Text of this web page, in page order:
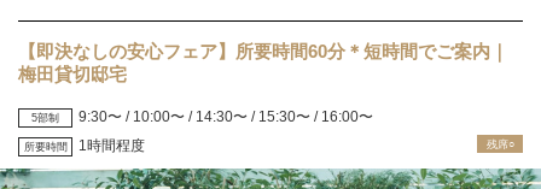
【即決なしの安心フェア】所要時間60分＊短時間でご案内｜
梅田貸切邸宅
5部制 9:30〜 / 10:00〜 / 14:30〜 / 15:30〜 / 16:00〜
所要時間 1時間程度 残席○